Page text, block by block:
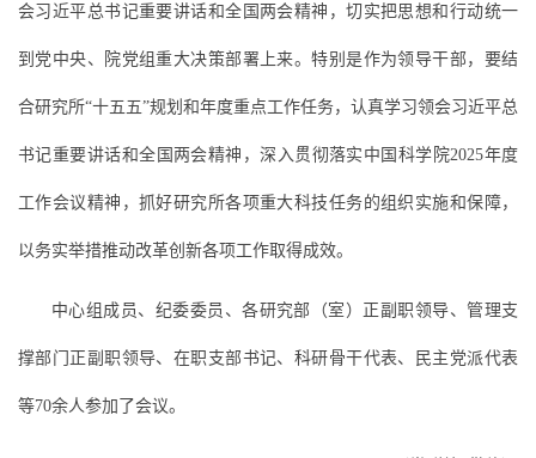
会习近平总书记重要讲话和全国两会精神，切实把思想和行动统一
到党中央、院党组重大决策部署上来。特别是作为领导干部，要结
合研究所“十五五”规划和年度重点工作任务，认真学习领会习近平总
书记重要讲话和全国两会精神，深入贯彻落实中国科学院2025年度
工作会议精神，抓好研究所各项重大科技任务的组织实施和保障，
以务实举措推动改革创新各项工作取得成效。
中心组成员、纪委委员、各研究部（室）正副职领导、管理支
撑部门正副职领导、在职支部书记、科研骨干代表、民主党派代表
等70余人参加了会议。